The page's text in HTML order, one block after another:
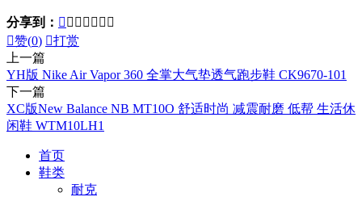
分享到：       
赞(0) 打赏
上一篇
YH版 Nike Air Vapor 360 全掌大气垫透气跑步鞋 CK9670-101
下一篇
XC版New Balance NB MT10O 舒适时尚 减震耐磨 低帮 生活休
闲鞋 WTM10LH1
首页
鞋类
耐克